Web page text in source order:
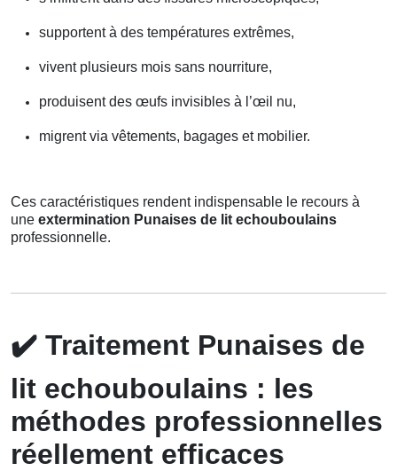
supportent à des températures extrêmes,
vivent plusieurs mois sans nourriture,
produisent des œufs invisibles à l’œil nu,
migrent via vêtements, bagages et mobilier.
Ces caractéristiques rendent indispensable le recours à
une extermination Punaises de lit echouboulains
professionnelle.
✔️ Traitement Punaises de
lit echouboulains : les
méthodes professionnelles
réellement efficaces